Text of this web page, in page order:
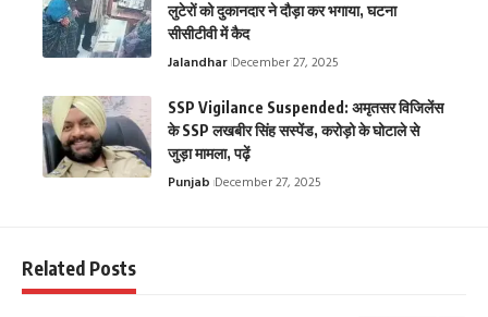
लुटेरों को दुकानदार ने दौड़ा कर भगाया, घटना
सीसीटीवी में कैद
Jalandhar December 27, 2025
SSP Vigilance Suspended: अमृतसर विजिलेंस
के SSP लखबीर सिंह सस्पेंड, करोड़ो के घोटाले से
जुड़ा मामला, पढ़ें
Punjab December 27, 2025
Related Posts